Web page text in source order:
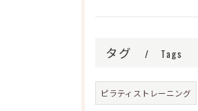
タグ Tags
ピラティストレーニング